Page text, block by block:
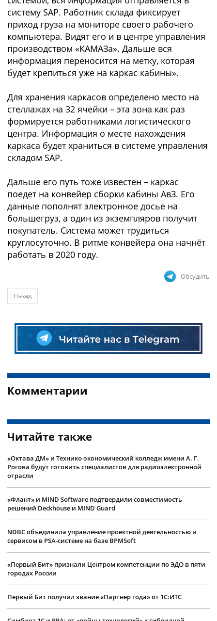
систему SAP. Работник склада фиксирует
приход груза на мониторе своего рабочего
компьютера. Видят его и в центре управления
производством «КАМАЗа». Дальше вся
информация переносится на метку, которая
будет крепиться уже на каркас кабины».
Для хранения каркасов определено место на
стеллажах на 32 ячейки – эта зона как раз
формируется работниками логистического
центра. Информация о месте нахождения
каркаса будет храниться в системе управления
складом SAP.
Дальше его путь тоже известен – каркас
поедет на конвейер сборки кабины АвЗ. Его
данные пополнят электронное досье на
большегруз, а один из экземпляров получит
покупатель. Система может трудиться
круглосуточно. В ритме конвейера она начнёт
работать в 2020 году.
Обсудить
Назад
Комментарии
Читайте также
«Октава ДМ» и Технико-экономический колледж имени А. Г.
Рогова будут готовить специалистов для радиоэлектронной
отрасли
«Флант» и MIND Software подтвердили совместимость
решений Deckhouse и MIND Guard
NDBC объединила управление проектной деятельностью и
сервисом в PSA-системе на базе BPMSoft
«Первый Бит» признали Центром компетенции по ЭДО в пяти
городах России
Первый Бит получил звание «Партнер года» от 1С:ИТС